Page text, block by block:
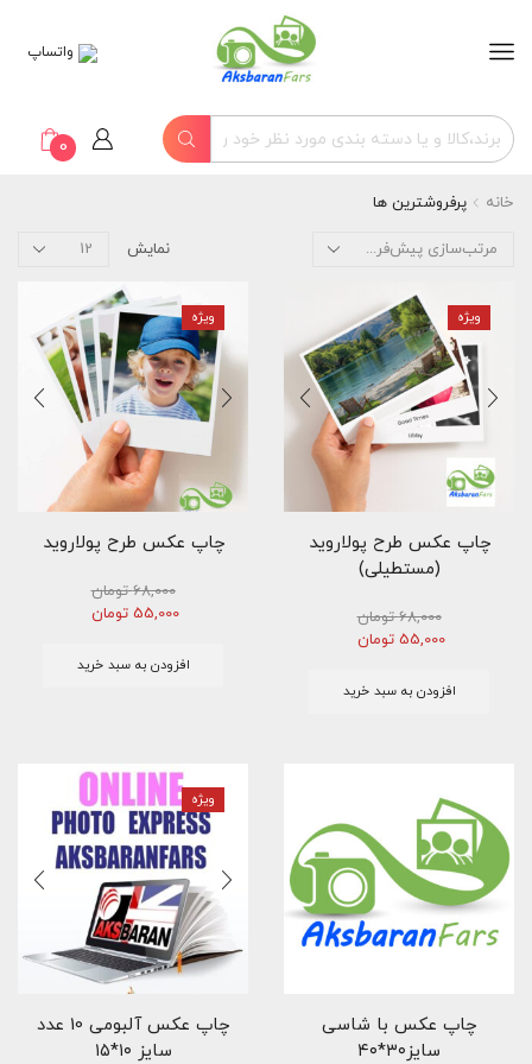
واتساپ
0
خانه پرفروشترین ها
نمایش
ویژه
چاپ عکس طرح پولاروید
68,000 تومان
قیمت
68,000 تومان
55,000 تومان
افزودن به سبد خرید
ویژه
چاپ عکس طرح پولاروید
(مستطیلی)
68,000 تومان
قیمت
68,000 تومان
55,000 تومان
افزودن به سبد خرید
ویژه
چاپ عکس آلبومی 10 عدد
سایز ۱۰*۱۵
چاپ عکس با شاسی
سایز۳۰*۴۰